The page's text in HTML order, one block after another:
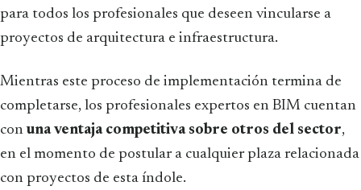
para todos los profesionales que deseen vincularse a
proyectos de arquitectura e infraestructura.
Mientras este proceso de implementación termina de
completarse, los profesionales expertos en BIM cuentan
conuna ventaja competitiva sobre otros del sector,
en el momento de postular a cualquier plaza relacionada
con proyectos de esta índole.